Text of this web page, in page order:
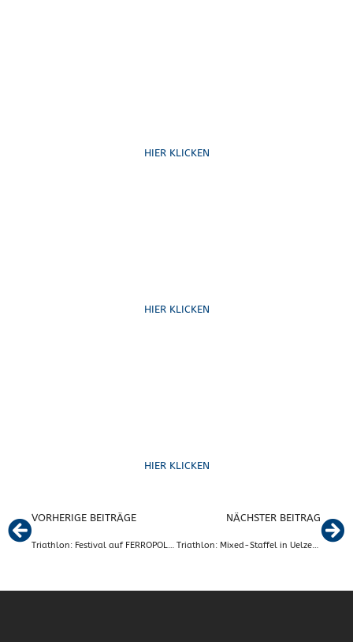
HIER KLICKEN
HIER KLICKEN
HIER KLICKEN
VORHERIGE BEITRÄGE
Triathlon: Festival auf FERROPOLIS in der „Stadt aus Eisen“
NÄCHSTER BEITRAG
Triathlon: Mixed-Staffel in Uelzen in der Liga am Start